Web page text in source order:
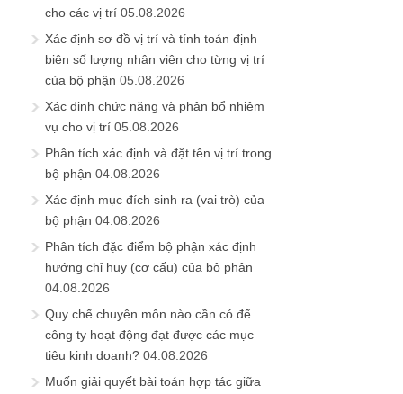
cho các vị trí 05.08.2026
Xác định sơ đồ vị trí và tính toán định
biên số lượng nhân viên cho từng vị trí
của bộ phận 05.08.2026
Xác định chức năng và phân bổ nhiệm
vụ cho vị trí 05.08.2026
Phân tích xác định và đặt tên vị trí trong
bộ phận 04.08.2026
Xác định mục đích sinh ra (vai trò) của
bộ phận 04.08.2026
Phân tích đặc điểm bộ phận xác định
hướng chỉ huy (cơ cấu) của bộ phận
04.08.2026
Quy chế chuyên môn nào cần có để
công ty hoạt động đạt được các mục
tiêu kinh doanh? 04.08.2026
Muốn giải quyết bài toán hợp tác giữa